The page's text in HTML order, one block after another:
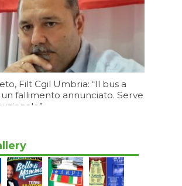
Filt Cgil Umbria: “Il bus a
fallimento annunciato. Serve